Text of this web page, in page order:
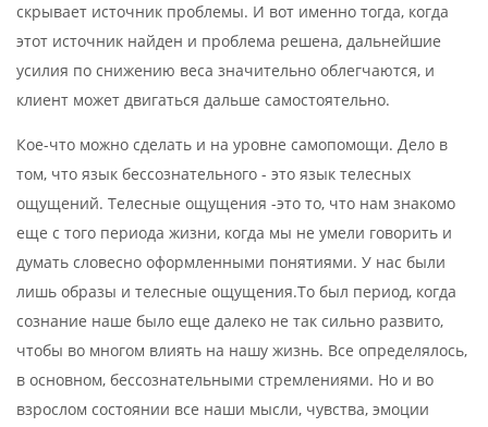
скрывает источник проблемы. И вот именно тогда, когда
этот источник найден и проблема решена, дальнейшие
усилия по снижению веса значительно облегчаются, и
клиент может двигаться дальше самостоятельно.
Кое-что можно сделать и на уровне самопомощи. Дело в
том, что язык бессознательного - это язык телесных
ощущений. Телесные ощущения -это то, что нам знакомо
еще с того периода жизни, когда мы не умели говорить и
думать словесно оформленными понятиями. У нас были
лишь образы и телесные ощущения.То был период, когда
сознание наше было еще далеко не так сильно развито,
чтобы во многом влиять на нашу жизнь. Все определялось,
в основном, бессознательными стремлениями. Но и во
взрослом состоянии все наши мысли, чувства, эмоции